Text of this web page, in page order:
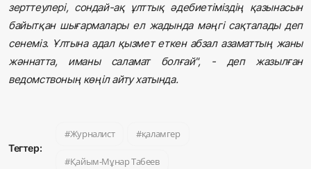
зерттеулері, сондай-ақ ұлттық әдебиетіміздің қазынасын
байытқан шығармалары ел жадында мәңгі сақталады деп
сенеміз. Ұлтына адал қызмет еткен абзал азаматтың жаны
жәннатта, иманы саламат болғай", - деп жазылған
ведомствоның көңіл айту хатында.
Тегтер:
Журналист қаламгер
Қайым-Мұнар Табеев